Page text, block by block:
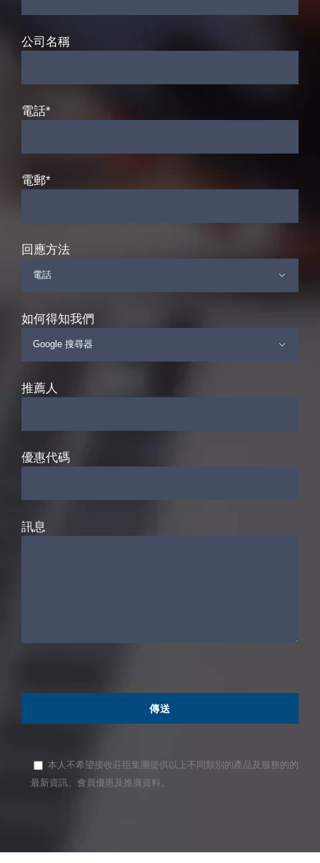
公司名稱
電話*
電郵*
回應方法

如何得知我們

推薦人
優惠代碼
訊息
本人不希望接收莊臣集團提供以上不同類別的產品及服務的的
最新資訊、會員優惠及推廣資料。